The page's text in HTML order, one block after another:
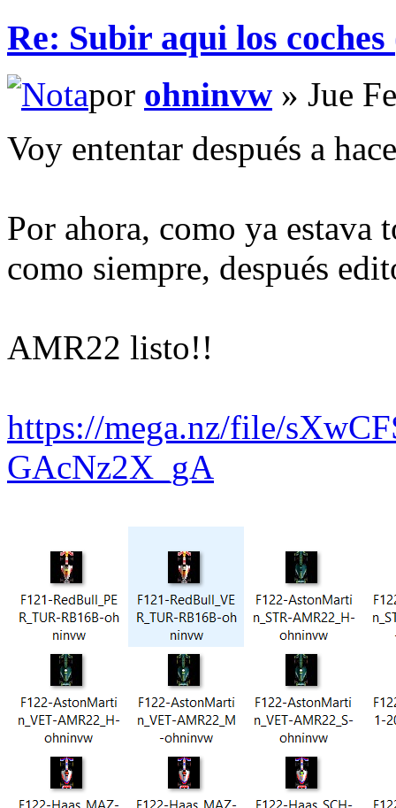
Re: Subir aqui los
por ohninvw » Jue
Voy ententar después a
Por ahora, como ya
como siempre, después
AMR22 listo!!
https://mega.nz/file/
GAcNz2X_gA